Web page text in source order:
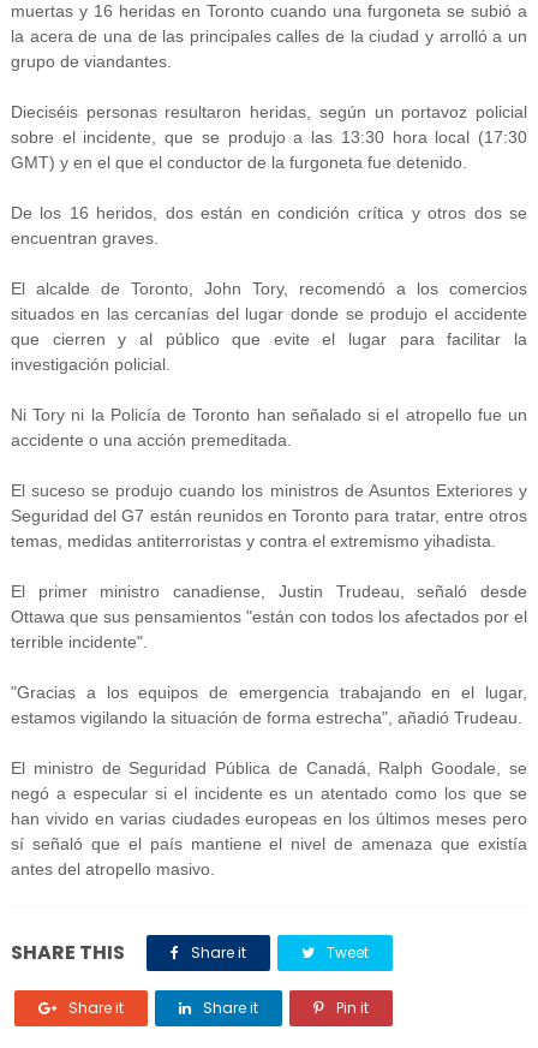
muertas y 16 heridas en Toronto cuando una furgoneta se subió a
la acera de una de las principales calles de la ciudad y arrolló a un
grupo de viandantes.
Dieciséis personas resultaron heridas, según un portavoz policial
sobre el incidente, que se produjo a las 13:30 hora local (17:30
GMT) y en el que el conductor de la furgoneta fue detenido.
De los 16 heridos, dos están en condición crítica y otros dos se
encuentran graves.
El alcalde de Toronto, John Tory, recomendó a los comercios
situados en las cercanías del lugar donde se produjo el accidente
que cierren y al público que evite el lugar para facilitar la
investigación policial.
Ni Tory ni la Policía de Toronto han señalado si el atropello fue un
accidente o una acción premeditada.
El suceso se produjo cuando los ministros de Asuntos Exteriores y
Seguridad del G7 están reunidos en Toronto para tratar, entre otros
temas, medidas antiterroristas y contra el extremismo yihadista.
El primer ministro canadiense, Justin Trudeau, señaló desde
Ottawa que sus pensamientos "están con todos los afectados por el
terrible incidente".
"Gracias a los equipos de emergencia trabajando en el lugar,
estamos vigilando la situación de forma estrecha", añadió Trudeau.
El ministro de Seguridad Pública de Canadá, Ralph Goodale, se
negó a especular si el incidente es un atentado como los que se
han vivido en varias ciudades europeas en los últimos meses pero
sí señaló que el país mantiene el nivel de amenaza que existía
antes del atropello masivo.
SHARE THIS Share it Tweet
Share it Share it Pin it